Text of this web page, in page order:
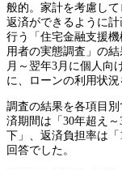
般的。家計を考慮し
返済ができるように
行う「住宅金融支援
用者の実態調査」の
月～翌年3月に個人向
に、ローンの利用状況
調査の結果を各項目
済期間は「30年超え
下」、返済負担率は
回答でした。